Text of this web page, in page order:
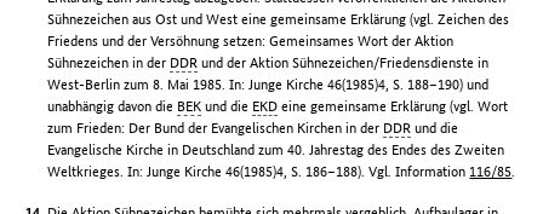
Sühnezeichen aus Ost und West eine gemeinsame Erklärung (vgl. Zeichen des
Friedens und der Versöhnung setzen: Gemeinsames Wort der Aktion
Sühnezeichen in der DDR und der Aktion Sühnezeichen/Friedensdienste in
West-Berlin zum 8. Mai 1985. In: Junge Kirche 46(1985)4, S. 188–190) und
unabhängig davon die BEK und die EKD eine gemeinsame Erklärung (vgl. Wort
zum Frieden: Der Bund der Evangelischen Kirchen in der DDR und die
Evangelische Kirche in Deutschland zum 40. Jahrestag des Endes des Zweiten
Weltkrieges. In: Junge Kirche 46(1985)4, S. 186–188). Vgl. Information 116/85